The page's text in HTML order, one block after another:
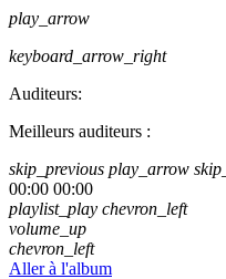
play_arrow
keyboard_arrow_right
Auditeurs:
Meilleurs auditeurs :
skip_previous play_arrow
00:00 00:00
playlist_play chevron_left
volume_up
chevron_left
Aller à l'album